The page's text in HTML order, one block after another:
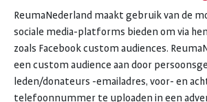
ReumaNederland maakt gebruik van de
sociale media-platforms bieden om via
zoals Facebook custom audiences.
een custom audience aan door
leden/donateurs -emailadres, voor- en
telefoonnummer te uploaden in een